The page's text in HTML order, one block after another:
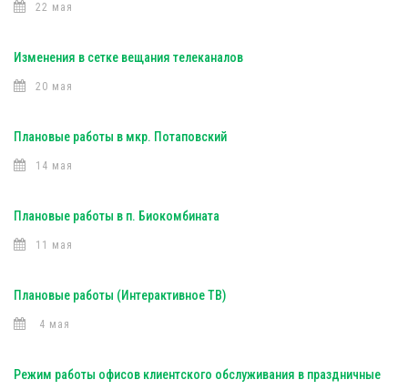
22 мая
Изменения в сетке вещания телеканалов
20 мая
Плановые работы в мкр. Потаповский
14 мая
Плановые работы в п. Биокомбината
11 мая
Плановые работы (Интерактивное ТВ)
4 мая
Режим работы офисов клиентского обслуживания в праздничные